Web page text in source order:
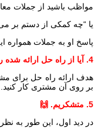
مواظب باشید از جملات
یا “چه کمکی از دستم بر
پاسخ او به جملات همواره
4. آیا از راه حل ارائه شده راضی هستید؟ و تمایل دارید در آینده باز با ما کار کنید (چیزی از ما بخرید)؟
هدف ارائه راه حل برای
بر روی آن مشتری کار کنید.
5. متشکریم. 🙌
در دید اول، این طور به